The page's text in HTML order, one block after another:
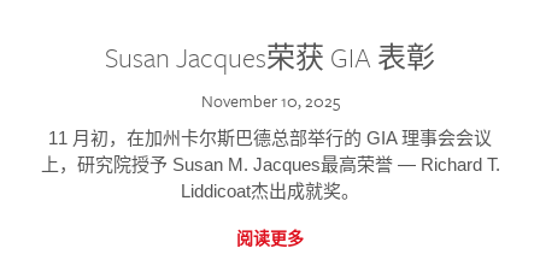
Susan Jacques荣获 GIA 表彰
November 10, 2025
11 月初，在加州卡尔斯巴德总部举行的 GIA 理事会会议
上，研究院授予 Susan M. Jacques最高荣誉 — Richard T.
Liddicoat杰出成就奖。
阅读更多